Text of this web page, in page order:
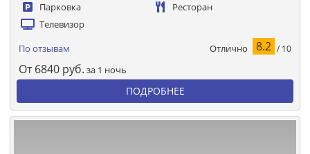
Парковка
Ресторан
Телевизор
По отзывам Отлично 8.2 / 10
От 6840 руб. за 1 ночь
ПОДРОБНЕЕ